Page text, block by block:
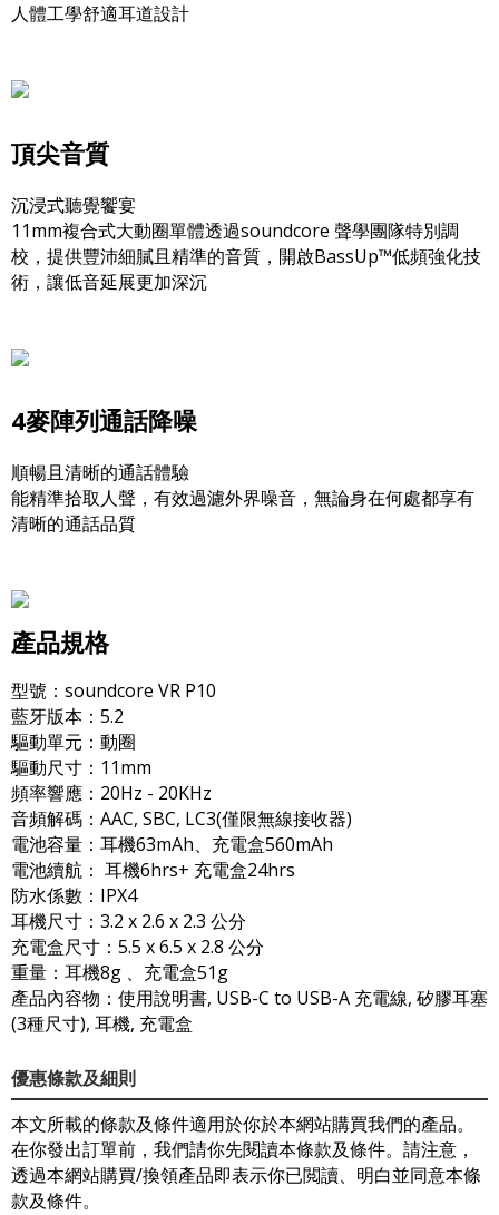
人體工學舒適耳道設計
頂尖音質
沉浸式聽覺饗宴
11mm複合式大動圈單體透過soundcore 聲學團隊特別調
校，提供豐沛細膩且精準的音質，開啟BassUp™低頻強化技
術，讓低音延展更加深沉
4麥陣列通話降噪
順暢且清晰的通話體驗
能精準拾取人聲，有效過濾外界噪音，無論身在何處都享有
清晰的通話品質
產品規格
型號：soundcore VR P10
藍牙版本：5.2
驅動單元：動圈
驅動尺寸：11mm
頻率響應：20Hz - 20KHz
音頻解碼：AAC, SBC, LC3(僅限無線接收器)
電池容量：耳機63mAh、充電盒560mAh
電池續航： 耳機6hrs+ 充電盒24hrs
防水係數：IPX4
耳機尺寸：3.2 x 2.6 x 2.3 公分
充電盒尺寸：5.5 x 6.5 x 2.8 公分
重量：耳機8g 、充電盒51g
產品內容物：使用說明書, USB-C to USB-A 充電線, 矽膠耳塞
(3種尺寸), 耳機, 充電盒
優惠條款及細則
本文所載的條款及條件適用於你於本網站購買我們的產品。
在你發出訂單前，我們請你先閱讀本條款及條件。請注意，
透過本網站購買/換領產品即表示你已閲讀、明白並同意本條
款及條件。